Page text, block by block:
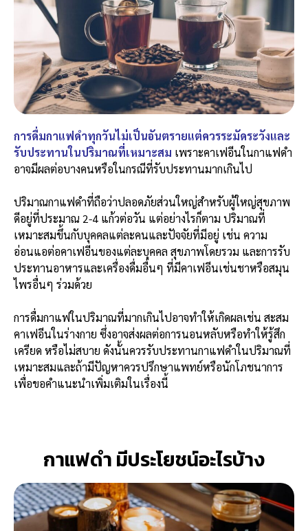
การดื่มกาแฟดำทุกวันไม่เป็นอันตรายแต่ควรระมัดระวังและ
รับประทานในปริมาณที่เหมาะสม เพราะคาเฟอีนในกาแฟดำ
อาจมีผลต่อบางคนหรือในกรณีที่รับประทานมากเกินไป
ปริมาณกาแฟดำที่ถือว่าปลอดภัยส่วนใหญ่สำหรับผู้ใหญ่สุขภาพ
ดีอยู่ที่ประมาณ 2-4 แก้วต่อวัน แต่อย่างไรก็ตาม ปริมาณที่
เหมาะสมขึ้นกับบุคคลแต่ละคนและปัจจัยที่มีอยู่ เช่น ความ
อ่อนแอต่อคาเฟอีนของแต่ละบุคคล สุขภาพโดยรวม และการรับ
ประทานอาหารและเครื่องดื่มอื่นๆ ที่มีคาเฟอีนเช่นชาหรือสมุน
ไพรอื่นๆ ร่วมด้วย
การดื่มกาแฟในปริมาณที่มากเกินไปอาจทำให้เกิดผลเช่น สะสม
คาเฟอีนในร่างกาย ซึ่งอาจส่งผลต่อการนอนหลับหรือทำให้รู้สึก
เครียด หรือไม่สบาย ดังนั้นควรรับประทานกาแฟดำในปริมาณที่
เหมาะสมและถ้ามีปัญหาควรปรึกษาแพทย์หรือนักโภชนาการ
เพื่อขอคำแนะนำเพิ่มเติมในเรื่องนี้
กาแฟดํา มีประโยชน์อะไรบ้าง